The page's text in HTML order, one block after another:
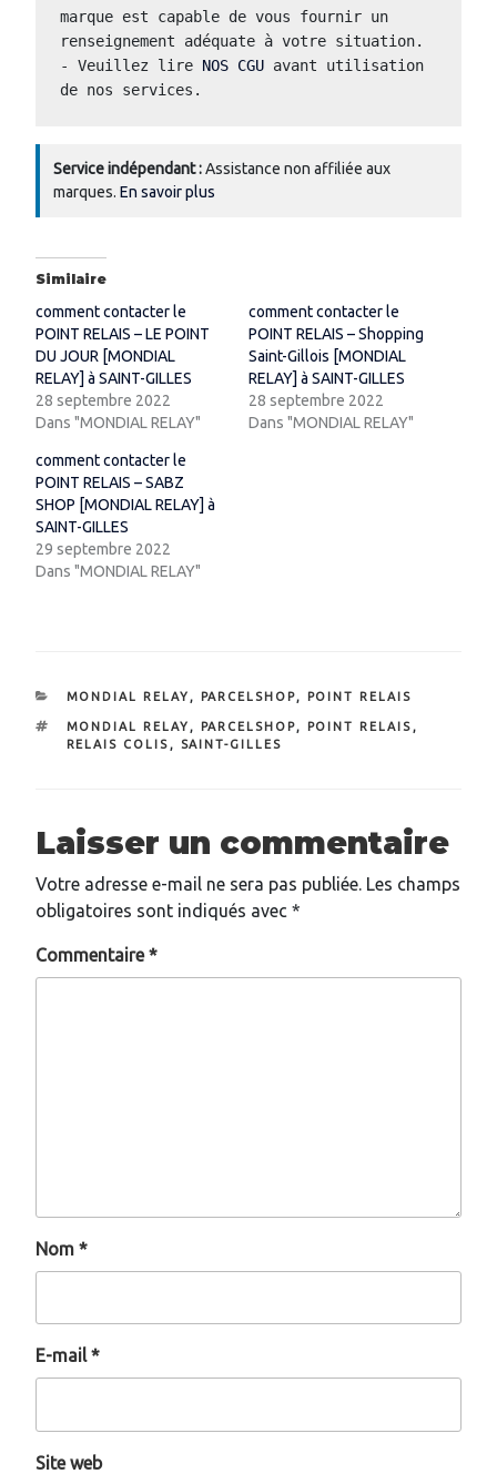
marque est capable de vous fournir un
renseignement adéquate à votre situation.
- Veuillez lire NOS CGU avant utilisation
de nos services.
Service indépendant :Assistance non affiliée aux
marques. En savoir plus
Similaire
comment contacter le
POINT RELAIS – LE POINT
DU JOUR [MONDIAL
RELAY] à SAINT-GILLES
28 septembre 2022
Dans "MONDIAL RELAY"
comment contacter le
POINT RELAIS – Shopping
Saint-Gillois [MONDIAL
RELAY] à SAINT-GILLES
28 septembre 2022
Dans "MONDIAL RELAY"
comment contacter le
POINT RELAIS – SABZ
SHOP [MONDIAL RELAY] à
SAINT-GILLES
29 septembre 2022
Dans "MONDIAL RELAY"
CATÉGORIES
MONDIAL RELAY, PARCELSHOP, POINT RELAIS
ÉTIQUETTES
MONDIAL RELAY, PARCELSHOP, POINT RELAIS,
RELAIS COLIS, SAINT-GILLES
Laisser un commentaire
Votre adresse e-mail ne sera pas publiée. Les champs
obligatoires sont indiqués avec *
Commentaire*
Nom *
E-mail*
Site web